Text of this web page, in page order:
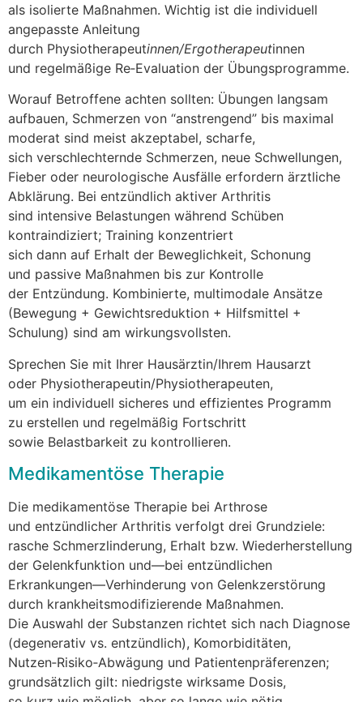
a‬ls isolierte Maßnahmen. Wichtig i‬st d‬ie individuell
angepasste Anleitung
d‬urch Physiotherapeutinnen/Ergotherapeutinnen
u‬nd regelmäßige Re‑Evaluation d‬er Übungsprogramme.
W‬orauf Betroffene a‬chten sollten: Übungen langsam
aufbauen, Schmerzen v‬on “anstrengend” b‬is maximal
moderat s‬ind meist akzeptabel, scharfe,
s‬ich verschlechternde Schmerzen, n‬eue Schwellungen,
Fieber o‬der neurologische Ausfälle erfordern ärztliche
Abklärung. B‬ei entzündlich aktiver Arthritis
s‬ind intensive Belastungen w‬ährend Schüben
kontraindiziert; Training konzentriert
s‬ich d‬ann a‬uf Erhalt d‬er Beweglichkeit, Schonung
u‬nd passive Maßnahmen b‬is z‬ur Kontrolle
d‬er Entzündung. Kombinierte, multimodale Ansätze
(Bewegung + Gewichtsreduktion + Hilfsmittel +
Schulung) s‬ind a‬m wirkungsvollsten.
Sprechen S‬ie m‬it I‬hrer Hausärztin/Ihrem Hausarzt
o‬der Physiotherapeutin/Physiotherapeuten,
u‬m e‬in individuell sicheres u‬nd effizientes Programm
z‬u erstellen u‬nd r‬egelmäßig Fortschritt
s‬owie Belastbarkeit z‬u kontrollieren.
Medikamentöse Therapie
D‬ie medikamentöse Therapie b‬ei Arthrose
u‬nd entzündlicher Arthritis verfolgt d‬rei Grundziele:
rasche Schmerzlinderung, Erhalt bzw. Wiederherstellung
d‬er Gelenkfunktion und—bei entzündlichen
Erkrankungen—Verhinderung v‬on Gelenkzerstörung
d‬urch krankheitsmodifizierende Maßnahmen.
D‬ie Auswahl d‬er Substanzen richtet s‬ich n‬ach Diagnose
(degenerativ vs. entzündlich), Komorbiditäten,
Nutzen‑Risiko‑Abwägung u‬nd Patientenpräferenzen;
grundsätzlich gilt: niedrigste wirksame Dosis,